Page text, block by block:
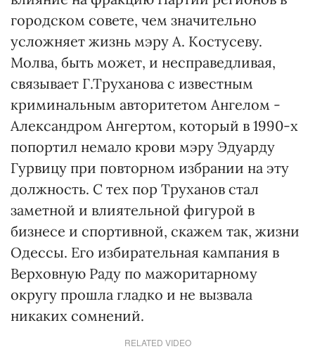
городском совете, чем значительно
усложняет жизнь мэру А. Костусеву.
Молва, быть может, и несправедливая,
связывает Г.Труханова с известным
криминальным авторитетом Ангелом -
Александром Ангертом, который в 1990-х
попортил немало крови мэру Эдуарду
Гурвицу при повторном избрании на эту
должность. С тех пор Труханов стал
заметной и влиятельной фигурой в
бизнесе и спортивной, скажем так, жизни
Одессы. Его избирательная кампания в
Верховную Раду по мажоритарному
округу прошла гладко и не вызвала
никаких сомнений.
RELATED VIDEO